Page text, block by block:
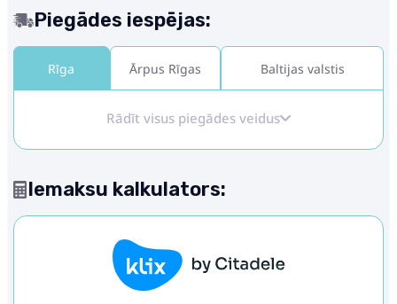
Piegādes iespējas:
Rīga Ārpus Rīgas Baltijas valstis
Rādīt visus piegādes veidus
Iemaksu kalkulators: